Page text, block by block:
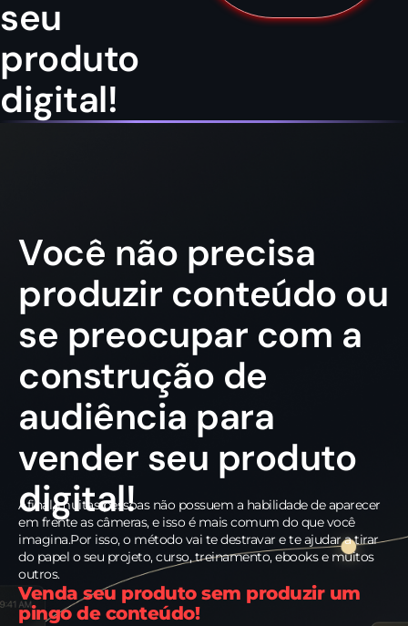
seu
produto
digital!
Você não precisa
produzir conteúdo ou
se preocupar com a
construção de
audiência para
vender seu produto
digital!
Afinal, muitas pessoas não possuem a habilidade de aparecer
em frente as câmeras, e isso é mais comum do que você
imagina.Por isso, o método vai te destravar e te ajudar a tirar
do papel o seu projeto, curso, treinamento, ebooks e muitos
outros.
Venda seu produto sem produzir um
pingo de conteúdo!